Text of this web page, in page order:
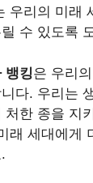
우리의 미래
수 있도록
뱅킹은 우리
다. 우리는
처한 종을 지
래 세대에게